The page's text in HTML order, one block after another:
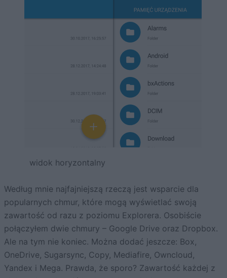
widok horyzontalny
Według mnie najfajniejszą rzeczą jest wsparcie dla
popularnych chmur, które mogą wyświetlać swoją
zawartość od razu z poziomu Explorera. Osobiście
połączyłem dwie chmury – Google Drive oraz Dropbox.
Ale na tym nie koniec. Można dodać jeszcze: Box,
OneDrive, Sugarsync, Copy, Mediafire, Owncloud,
Yandex i Mega. Prawda, że sporo? Zawartość każdej z